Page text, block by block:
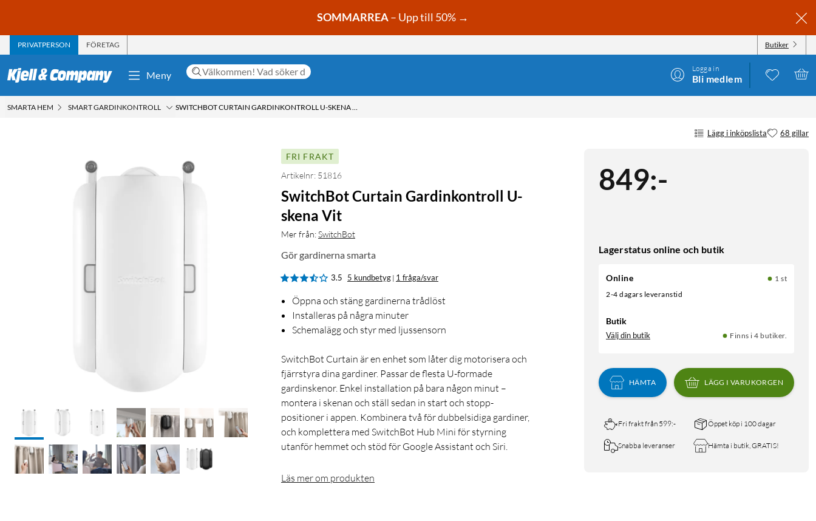
SOMMARREA– Upp till 50% →
PRIVATPERSON FÖRETAG Butiker
Meny
Logga in
Bli medlem
SMARTA HEM SMART GARDINKONTROLL SWITCHBOT CURTAIN GARDINKONTROLL U-SKENA VIT
Lägg i inköpslista 68 gillar
849:-
Lagerstatus online och butik
Online
1 st
2-4 dagars leveranstid
Butik
Välj din butik Finns i 4 butiker.
HÄMTA LÄGG I VARUKORGEN
Fri frakt från 599:- Öppet köp i 100 dagar
Snabba leveranser Hämta i butik, GRATIS!
FRI FRAKT
Artikelnr: 51816
SwitchBot Curtain Gardinkontroll U-
skena Vit
Mer från:SwitchBot
Gör gardinerna smarta
3.5 5 kundbetyg | 1 fråga/svar
Öppna och stäng gardinerna trådlöst
Installeras på några minuter
Schemalägg och styr med ljussensorn
SwitchBot Curtain är en enhet som låter dig motorisera och
fjärrstyra dina gardiner. Passar de flesta U-formade
gardinskenor. Enkel installation på bara någon minut –
montera i skenan och ställ sedan in start och stopp-
positioner i appen. Kombinera två för dubbelsidiga gardiner,
och komplettera med SwitchBot Hub Mini för styrning
utanför hemmet och stöd för Google Assistant och Siri.
Läs mer om produkten